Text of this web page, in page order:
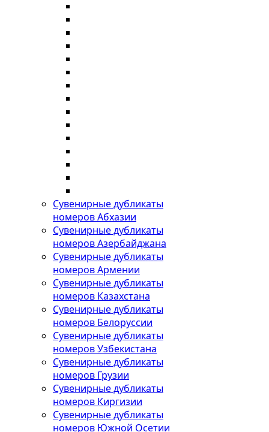
Сувенирные дубликаты
номеров Абхазии
Сувенирные дубликаты
номеров Азербайджана
Сувенирные дубликаты
номеров Армении
Сувенирные дубликаты
номеров Казахстана
Сувенирные дубликаты
номеров Белоруссии
Сувенирные дубликаты
номеров Узбекистана
Сувенирные дубликаты
номеров Грузии
Сувенирные дубликаты
номеров Киргизии
Сувенирные дубликаты
номеров Южной Осетии